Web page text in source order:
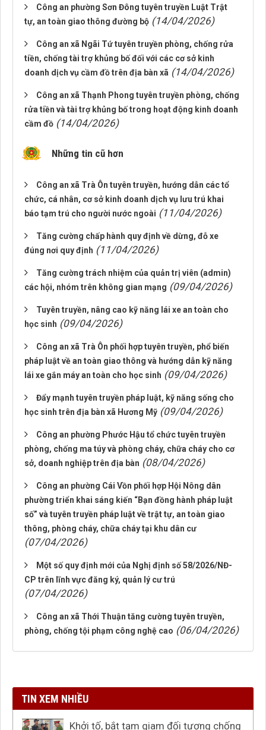
Công an phường Sơn Đông tuyên truyền Luật Trật
tự, an toàn giao thông đường bộ (14/04/2026)
Công an xã Ngãi Tứ tuyên truyền phòng, chống rửa
tiền, chống tài trợ khủng bố đối với các cơ sở kinh
doanh dịch vụ cầm đồ trên địa bàn xã (14/04/2026)
Công an xã Thạnh Phong tuyên truyền phòng, chống
rửa tiền và tài trợ khủng bố trong hoạt động kinh doanh
cầm đồ (14/04/2026)
Những tin cũ hơn
Công an xã Trà Ôn tuyên truyền, hướng dẫn các tổ
chức, cá nhân, cơ sở kinh doanh dịch vụ lưu trú khai
báo tạm trú cho người nước ngoài (11/04/2026)
Tăng cường chấp hành quy định về dừng, đỗ xe
đúng nơi quy định (11/04/2026)
Tăng cường trách nhiệm của quản trị viên (admin)
các hội, nhóm trên không gian mạng (09/04/2026)
Tuyên truyền, nâng cao kỹ năng lái xe an toàn cho
học sinh (09/04/2026)
Công an xã Trà Ôn phối hợp tuyên truyền, phổ biến
pháp luật về an toàn giao thông và hướng dẫn kỹ năng
lái xe gắn máy an toàn cho học sinh (09/04/2026)
Đẩy mạnh tuyên truyền pháp luật, kỹ năng sống cho
học sinh trên địa bàn xã Hương Mỹ (09/04/2026)
Công an phường Phước Hậu tổ chức tuyên truyền
phòng, chống ma túy và phòng cháy, chữa cháy cho cơ
sở, doanh nghiệp trên địa bàn (08/04/2026)
Công an phường Cái Vồn phối hợp Hội Nông dân
phường triển khai sáng kiến “Bạn đồng hành pháp luật
số” và tuyên truyền pháp luật về trật tự, an toàn giao
thông, phòng cháy, chữa cháy tại khu dân cư
(07/04/2026)
Một số quy định mới của Nghị định số 58/2026/NĐ-
CP trên lĩnh vực đăng ký, quản lý cư trú
(07/04/2026)
Công an xã Thới Thuận tăng cường tuyên truyền,
phòng, chống tội phạm công nghệ cao (06/04/2026)
TIN XEM NHIỀU
Khởi tố, bắt tạm giam đối tượng chống